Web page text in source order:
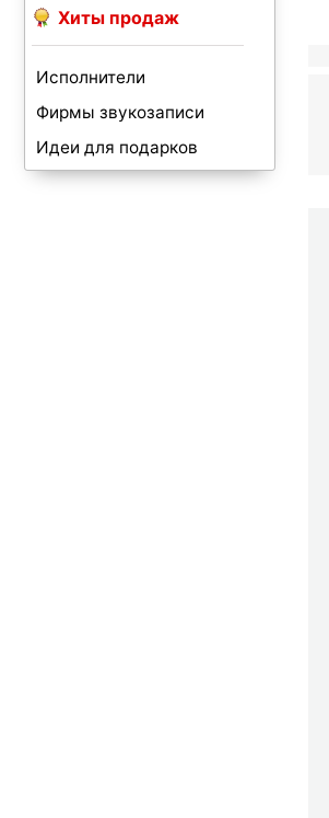
Хиты продаж
Исполнители
Фирмы звукозаписи
Идеи для подарков